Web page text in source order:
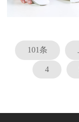
101条
4